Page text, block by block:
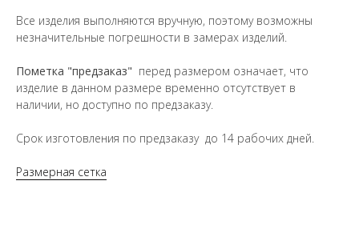
Все изделия выполняются вручную, поэтому возможны
незначительные погрешности в замерах изделий.
Пометка "предзаказ" перед размером означает, что
изделие в данном размере временно отсутствует в
наличии, но доступно по предзаказу.
Срок изготовления по предзаказу до 14 рабочих дней.
Размерная сетка